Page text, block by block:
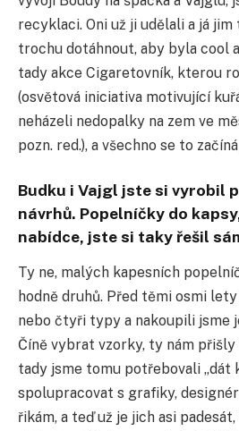
recyklaci. Oni už ji udělali a já
trochu dotáhnout, aby byla cool
tady akce Cigaretovník, kterou
(osvětová iniciativa motivující
neházeli nedopalky na zem ve
pozn. red.), a všechno se to
Budku i Vajgl jste si vyrobil
návrhů. Popelníčky do
nabídce, jste si taky řešil
Ty ne, malých kapesních
hodně druhů. Před těmi osmi
nebo čtyři typy a nakoupili jsme
Číně vybrat vzorky, ty nám přišly
tady jsme tomu potřebovali „dát
spolupracovat s grafiky,
řikám, a teď už je jich asi